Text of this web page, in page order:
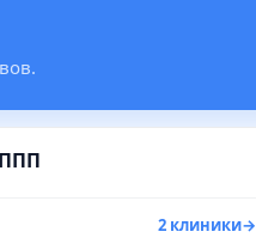
2 клиники→